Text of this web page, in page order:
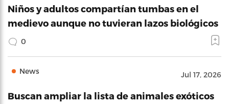
Niños y adultos compartían tumbas en el
medievo aunque no tuvieran lazos biológicos
0
News Jul 17, 2026
Buscan ampliar la lista de animales exóticos